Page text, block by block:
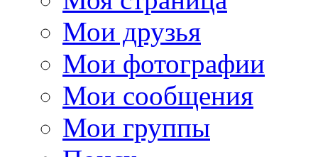
Мои друзья
Мои фотографии
Мои сообщения
Мои группы